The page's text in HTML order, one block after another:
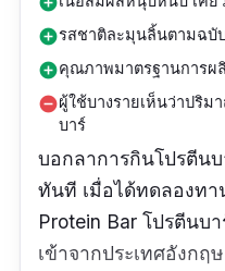
add_circleรสชาติละมุนลิ้นตามฉบั
add_circleคุณภาพมาตรฐานการผ
remove_circleผู้ใช้บางรายเห็นว่าปริ
บาร์
บอกลาการกินโปรตีน
ทันที เมื่อได้ทดลองทา
Protein Bar โปรตีนบ
เข้าจากประเทศอังกฤ